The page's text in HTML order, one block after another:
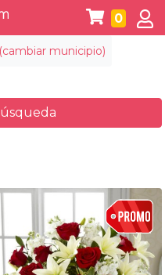
(cambiar municipio)
0